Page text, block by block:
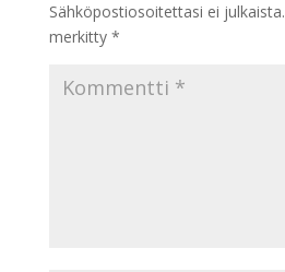
Sähköpostiosoitettasi ei julkaista.
merkitty *